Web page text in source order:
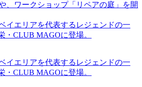
、ワークショップ「リペアの庭」を開
イエリアを代表するレジェンドの一
・CLUB MAGOに登場。
イエリアを代表するレジェンドの一
・CLUB MAGOに登場。